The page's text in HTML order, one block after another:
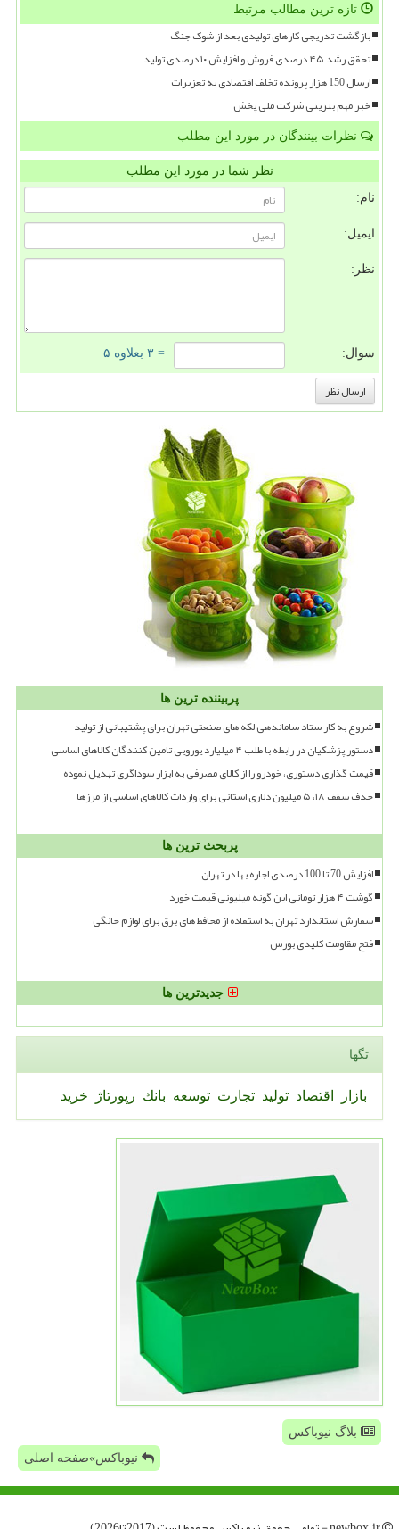
تازه ترین مطالب مرتبط
بازگشت تدریجی کارهای تولیدی بعد از شوک جنگ
تحقق رشد ۴۵ درصدی فروش و افزایش ۱۰ درصدی تولید
ارسال 150 هزار پرونده تخلف اقتصادی به تعزیرات
خبر مهم بنزینی شرکت ملی پخش
نظرات بینندگان در مورد این مطلب
نظر شما در مورد این مطلب
نام:
ایمیل:
نظر:
سوال: = ۳ بعلاوه ۵
پربیننده ترین ها
شروع به کار ستاد ساماندهی لکه های صنعتی تهران برای پشتیبانی از تولید
دستور پزشکیان در رابطه با طلب ۴ میلیارد یورویی تامین کنندگان کالاهای اساسی
قیمت گذاری دستوری، خودرو را از کالای مصرفی به ابزار سوداگری تبدیل نموده
حذف سقف ۱۸، ۵ میلیون دلاری استانی برای واردات کالاهای اساسی از مرزها
پربحث ترین ها
افزایش 70 تا 100 درصدی اجاره بها در تهران
گوشت ۴ هزار تومانی این گونه میلیونی قیمت خورد
سفارش استاندارد تهران به استفاده از محافظ های برق برای لوازم خانگی
فتح مقاومت کلیدی بورس
جدیدترین ها
تگها
بازار اقتصاد تولید تجارت توسعه بانك رپورتاژ خرید
بلاگ نیوباکس
نیوباکس»صفحه اصلی